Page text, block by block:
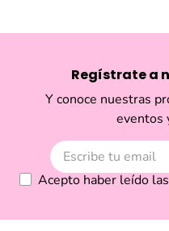
Y conoce nuestras
eventos
Acepto haber leído las